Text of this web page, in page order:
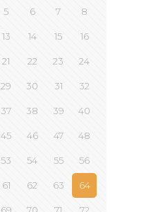
5 6 7 8
13 14 15 16
21 22 23 24
29 30 31 32
37 38 39 40
45 46 47 48
53 54 55 56
61 62 63 64